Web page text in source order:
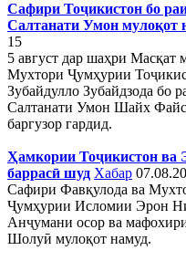
Сафири Тоҷикистон бо
Салтанати Умон мулоқот
15
5 август дар шаҳри Масқат
Мухтори Ҷумҳурии
Зубайдулло Зубайдзода бо
Салтанати Умон Шайх
баргузор гардид.
Ҳамкории Тоҷикистон ва
баррасӣ шуд Хабар
Сафири Фавқулода ва
Ҷумҳурии Исломии Эрон
Анҷумани осор ва
Шолуӣ мулоқот намуд.